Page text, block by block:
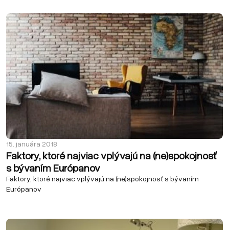
15. januára 2018
Faktory, ktoré najviac vplývajú na (ne)spokojnosť
s bývaním Európanov
Faktory, ktoré najviac vplývajú na (ne)spokojnosť s bývaním
Európanov